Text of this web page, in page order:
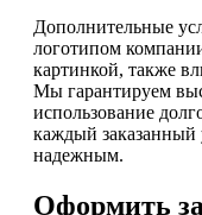
Дополнительные
логотипом
картинкой, также
Мы гарантируем
использование
каждый заказанный
надежным.
Оформить